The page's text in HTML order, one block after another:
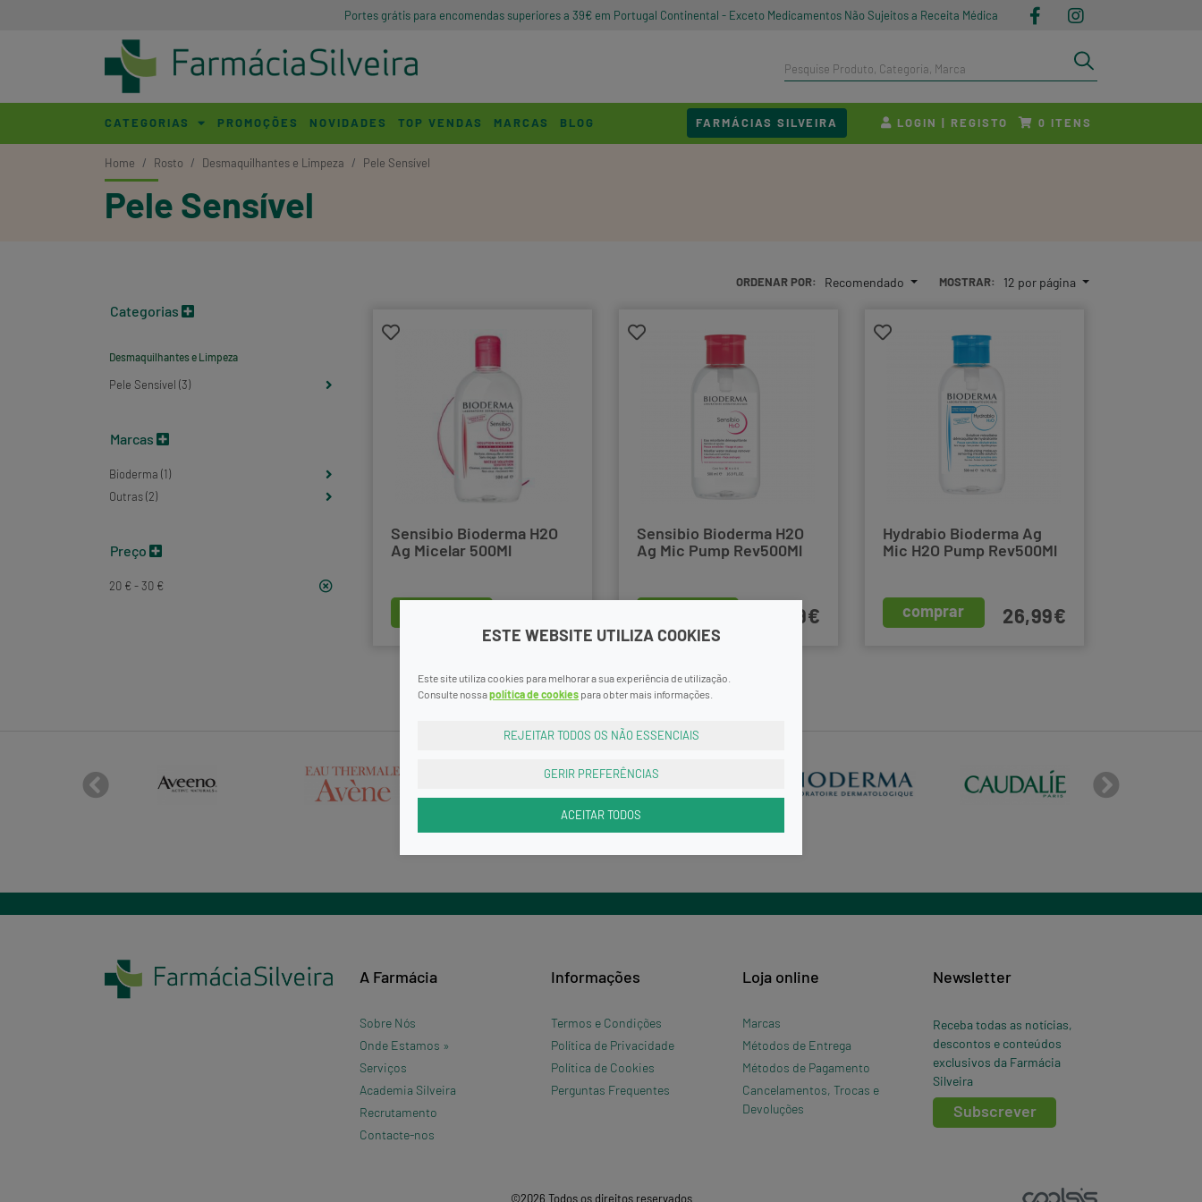
ESTE WEBSITE UTILIZA COOKIES
Este site utiliza cookies para melhorar a sua experiência de utilização.
Consulte nossapolítica de cookies para obter mais informações.
REJEITAR TODOS OS NÃO ESSENCIAIS
GERIR PREFERÊNCIAS
ACEITAR TODOS
Portes grátis para encomendas superiores a 39€ em Portugal Continental - Exceto Medicamentos Não Sujeitos a Receita Médica
CATEGORIAS PROMOÇÕES NOVIDADES TOP VENDAS MARCAS BLOG FARMÁCIAS SILVEIRA LOGIN | REGISTO 0 ITENS
Home Rosto Desmaquilhantes e Limpeza Pele Sensível
Pele Sensível
Categorias
Desmaquilhantes e Limpeza
Pele Sensível (3)
Marcas
Bioderma (1)
Outras (2)
Preço
20 € - 30 €
ORDENAR POR: Recomendado MOSTRAR: 12 por página
Sensibio Bioderma H2O
Ag Micelar 500Ml
Sensibio Bioderma H2O
Ag Mic Pump Rev500Ml
26,99€
Hydrabio Bioderma Ag
Mic H2O Pump Rev500Ml
comprar 26,99€
A Farmácia
Sobre Nós
Onde Estamos »
Serviços
Academia Silveira
Recrutamento
Contacte-nos
Informações
Termos e Condições
Política de Privacidade
Política de Cookies
Perguntas Frequentes
Loja online
Marcas
Métodos de Entrega
Métodos de Pagamento
Cancelamentos, Trocas e
Devoluções
Newsletter
Receba todas as notícias,
descontos e conteúdos
exclusivos da Farmácia
Silveira
Subscrever
©2026 Todos os direitos reservados